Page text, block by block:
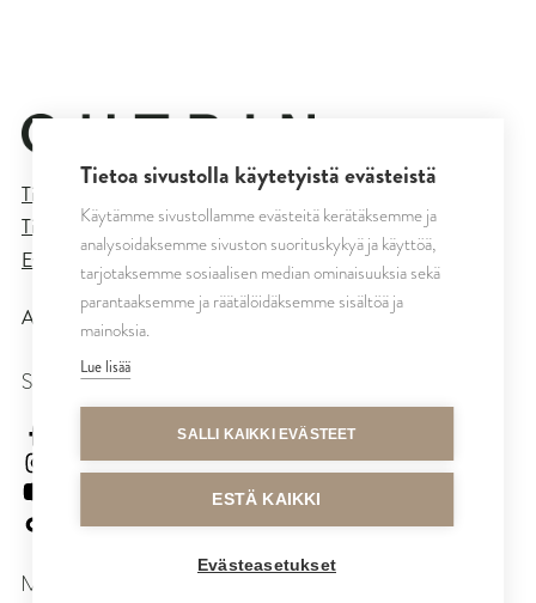
Tietosuojaseloste
Tilaus- ja toimitusehdot
Evästeasetukset
All rights reserved © CUTRIN
SEURAA MEITÄ
cutrinfinland
cutrinfinland
MAKSUTAVAT
Tietoa sivustolla käytetyistä evästeistä
Käytämme sivustollamme evästeitä kerätäksemme ja
analysoidaksemme sivuston suorituskykyä ja käyttöä,
tarjotaksemme sosiaalisen median ominaisuuksia sekä
parantaaksemme ja räätälöidäksemme sisältöä ja
mainoksia.
Lue lisää
SALLI KAIKKI EVÄSTEET
ESTÄ KAIKKI
Evästeasetukset